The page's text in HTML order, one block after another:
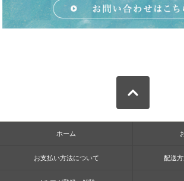
ホーム
お支払い方法について 配送